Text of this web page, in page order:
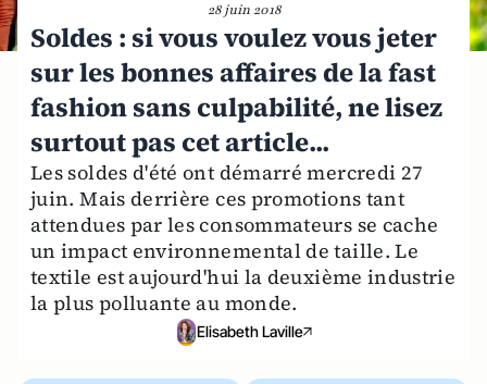
28 juin 2018
Soldes : si vous voulez vous jeter
sur les bonnes affaires de la fast
fashion sans culpabilité, ne lisez
surtout pas cet article...
Les soldes d'été ont démarré mercredi 27
juin. Mais derrière ces promotions tant
attendues par les consommateurs se cache
un impact environnemental de taille. Le
textile est aujourd'hui la deuxième industrie
la plus polluante au monde.
Elisabeth Laville